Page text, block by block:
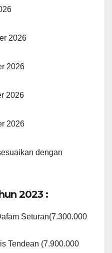
2026
2026
2026
2026
dengan
2023 :
Seturan(7.300.000
Tendean (7.900.000